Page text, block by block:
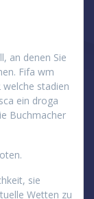
an denen Sie
Fifa wm
stadien
ein droga
Buchmacher
sie
Wetten zu